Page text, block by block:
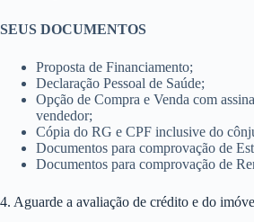
SEUS DOCUMENTOS
Proposta de Financiamento;
Declaração Pessoal de Saúde;
Opção de Compra e Venda com
vendedor;
Cópia do RG e CPF inclusive do
Documentos para comprovação de
Documentos para comprovação de
4. Aguarde a avaliação de crédito e do